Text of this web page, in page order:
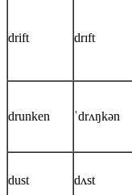
drift drɪft
drunken ˈdrʌŋkən
dust dʌst